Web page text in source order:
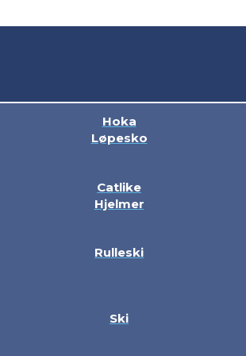
Hoka
Løpesko
Catlike
Hjelmer
Rulleski
Ski